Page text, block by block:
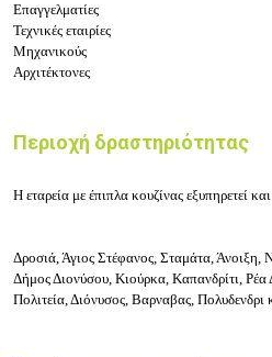
Επαγγελματίες
Τεχνικές εταιρίες
Μηχανικούς
Αρχιτέκτονες
Περιοχή δραστηριότητας
Η εταρεία με έπιπλα κουζίνας εξυπηρετεί και
Δροσιά, Άγιος Στέφανος, Σταμάτα, Άνοιξη,
Δήμος Διονύσου, Κιούρκα, Καπανδρίτι, Ρέα
Πολιτεία, Διόνυσος, Βαρναβας, Πολυδενδρι